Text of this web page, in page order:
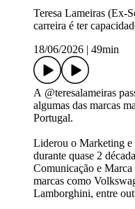
Teresa Lameiras (Ex-
carreira é ter
18/06/2026
49min
A @teresalameiras
algumas das marcas
Portugal.
Liderou o Marketing e
durante quase 2
Comunicação e
marcas como
Lamborghini, entre